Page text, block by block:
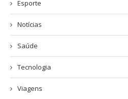
Esporte
Notícias
Saúde
Tecnologia
Viagens